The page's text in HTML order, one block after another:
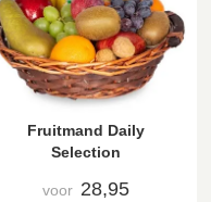
Fruitmand Daily
Selection
voor 28,95